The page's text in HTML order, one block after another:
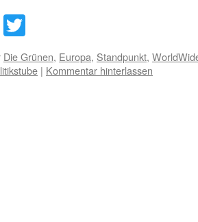
Telegram
Die Grünen, Europa, Standpunkt,
| Kommentar hinterlassen